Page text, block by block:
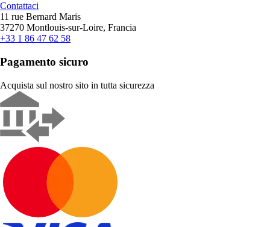
Contattaci
11 rue Bernard Maris
37270 Montlouis-sur-Loire, Francia
+33 1 86 47 62 58
Pagamento sicuro
Acquista sul nostro sito in tutta sicurezza